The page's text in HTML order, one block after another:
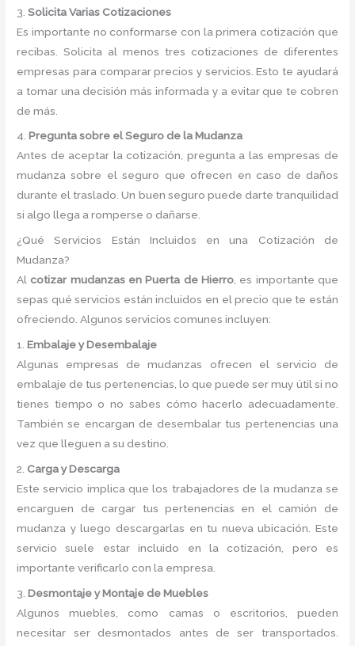
3.Solicita Varias Cotizaciones
Es importante no conformarse con la primera cotización que
recibas. Solicita al menos tres cotizaciones de diferentes
empresas para comparar precios y servicios. Esto te ayudará
a tomar una decisión más informada y a evitar que te cobren
de más.
4.Pregunta sobre el Seguro de la Mudanza
Antes de aceptar la cotización, pregunta a las empresas de
mudanza sobre el seguro que ofrecen en caso de daños
durante el traslado. Un buen seguro puede darte tranquilidad
si algo llega a romperse o dañarse.
¿Qué Servicios Están Incluidos en una Cotización de
Mudanza?
Al cotizar mudanzas en Puerta de Hierro , es importante que
sepas qué servicios están incluidos en el precio que te están
ofreciendo. Algunos servicios comunes incluyen:
1.Embalaje y Desembalaje
Algunas empresas de mudanzas ofrecen el servicio de
embalaje de tus pertenencias, lo que puede ser muy útil si no
tienes tiempo o no sabes cómo hacerlo adecuadamente.
También se encargan de desembalar tus pertenencias una
vez que lleguen a su destino.
2. Carga y Descarga
Este servicio implica que los trabajadores de la mudanza se
encarguen de cargar tus pertenencias en el camión de
mudanza y luego descargarlas en tu nueva ubicación. Este
servicio suele estar incluido en la cotización, pero es
importante verificarlo con la empresa.
3.Desmontaje y Montaje de Muebles
Algunos muebles, como camas o escritorios, pueden
necesitar ser desmontados antes de ser transportados.